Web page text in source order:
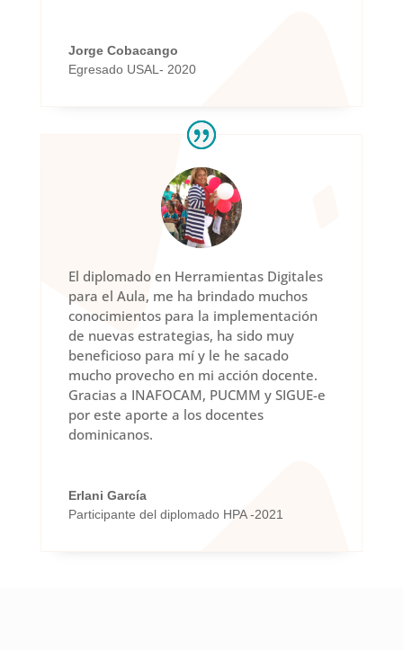
Jorge Cobacango
Egresado USAL- 2020
El diplomado en Herramientas Digitales
para el Aula, me ha brindado muchos
conocimientos para la implementación
de nuevas estrategias, ha sido muy
beneficioso para mí y le he sacado
mucho provecho en mi acción docente.
Gracias a INAFOCAM, PUCMM y SIGUE-e
por este aporte a los docentes
dominicanos.
Erlani García
Participante del diplomado HPA -2021